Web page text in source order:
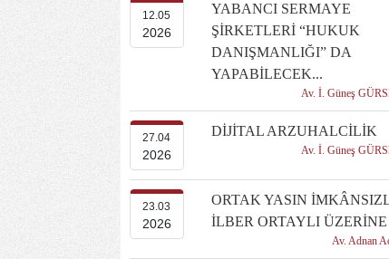
12.05
2026
YABANCI SERMAYE
ŞİRKETLERİ “HUKUK
DANIŞMANLIĞI” DA
YAPABİLECEK...
Av. İ. Güneş
27.04
2026
DİJİTAL ARZUHALCİLİK
Av. İ. Güneş
23.03
2026
ORTAK YASIN
İLBER ORTAYLI ÜZERİNE
Av. Adnan